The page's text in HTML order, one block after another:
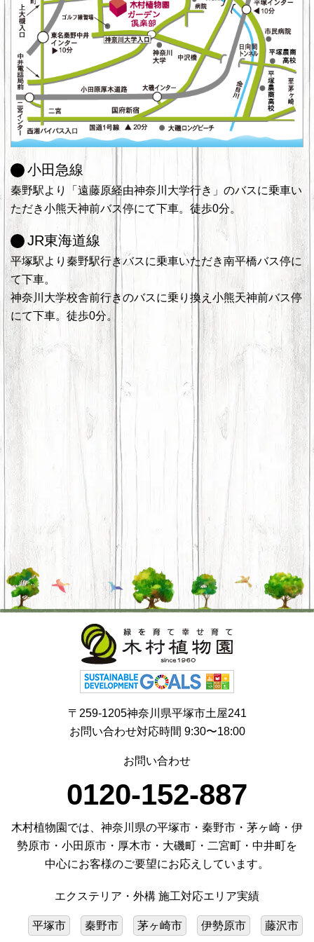
小田急線
秦野駅より「遠藤原経由神奈川大学行き」のバスに乗車い
ただき小熊天神前バス停にて下車。徒歩0分。
JR東海道線
平塚駅より秦野駅行きバスに乗車いただき南平橋バス停に
て下車。
神奈川大学校舎前行きのバスに乗り換え小熊天神前バス停
にて下車。徒歩0分。
〒259-1205神奈川県平塚市土屋241
お問い合わせ対応時間 9:30〜18:00
お問い合わせ
0120-152-887
木村植物園では、神奈川県の平塚市・秦野市・茅ヶ崎・伊
勢原市・小田原市・厚木市・大磯町・二宮町・中井町を
中心にお客様のご要望にお応えしています。
エクステリア・外構 施工対応エリア実績
平塚市 秦野市 茅ヶ崎市 伊勢原市 藤沢市